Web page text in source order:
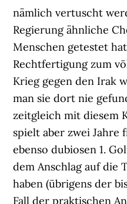
nämlich vertuscht
Regierung ähnliche
Menschen getestet
Rechtfertigung zum
Krieg gegen den Irak
man sie dort nie
zeitgleich mit diesem
spielt aber zwei Jahre
ebenso dubiosen 1.
dem Anschlag auf die
haben (übrigens der
Fall der praktischen